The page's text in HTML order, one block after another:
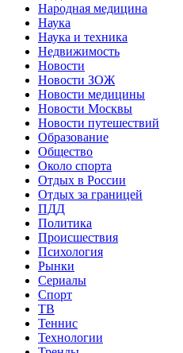
Народная медицина
Наука
Наука и техника
Недвижимость
Новости
Новости ЗОЖ
Новости медицины
Новости Москвы
Новости путешествий
Образование
Общество
Около спорта
Отдых в России
Отдых за границей
ПДД
Политика
Происшествия
Психология
Рынки
Сериалы
Спорт
ТВ
Теннис
Технологии